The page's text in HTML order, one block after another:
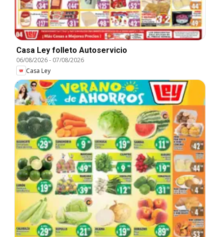
Casa Ley folleto Autoservicio
06/08/2026- 07/08/2026
Casa Ley